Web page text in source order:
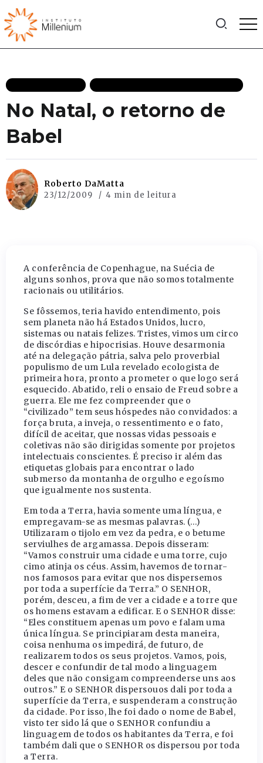
No Natal, o retorno de
Babel
Roberto DaMatta
23/12/2009 4 min de leitura
A conferência de Copenhague, na Suécia de
alguns sonhos, prova que não somos totalmente
racionais ou utilitários.
Se fôssemos, teria havido entendimento, pois
sem planeta não há Estados Unidos, lucro,
sistemas ou natais felizes. Tristes, vimos um circo
de discórdias e hipocrisias. Houve desarmonia
até na delegação pátria, salva pelo proverbial
populismo de um Lula revelado ecologista de
primeira hora, pronto a prometer o que logo será
esquecido. Abatido, reli o ensaio de Freud sobre a
guerra. Ele me fez compreender que o
“civilizado” tem seus hóspedes não convidados: a
força bruta, a inveja, o ressentimento e o fato,
difícil de aceitar, que nossas vidas pessoais e
coletivas não são dirigidas somente por projetos
intelectuais conscientes. É preciso ir além das
etiquetas globais para encontrar o lado
submerso da montanha de orgulho e egoísmo
que igualmente nos sustenta.
Em toda a Terra, havia somente uma língua, e
empregavam-se as mesmas palavras. (…)
Utilizaram o tijolo em vez da pedra, e o betume
serviulhes de argamassa. Depois disseram:
“Vamos construir uma cidade e uma torre, cujo
cimo atinja os céus. Assim, havemos de tornar-
nos famosos para evitar que nos dispersemos
por toda a superfície da Terra.” O SENHOR,
porém, desceu, a fim de ver a cidade e a torre que
os homens estavam a edificar. E o SENHOR disse:
“Eles constituem apenas um povo e falam uma
única língua. Se principiaram desta maneira,
coisa nenhuma os impedirá, de futuro, de
realizarem todos os seus projetos. Vamos, pois,
descer e confundir de tal modo a linguagem
deles que não consigam compreenderse uns aos
outros.” E o SENHOR dispersouos dali por toda a
superfície da Terra, e suspenderam a construção
da cidade. Por isso, lhe foi dado o nome de Babel,
visto ter sido lá que o SENHOR confundiu a
linguagem de todos os habitantes da Terra, e foi
também dali que o SENHOR os dispersou por toda
a Terra.